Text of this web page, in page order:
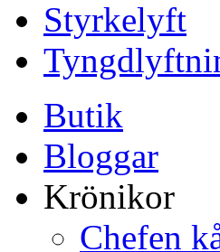
Styrkelyft
Butik
Bloggar
Krönikor
Chefen